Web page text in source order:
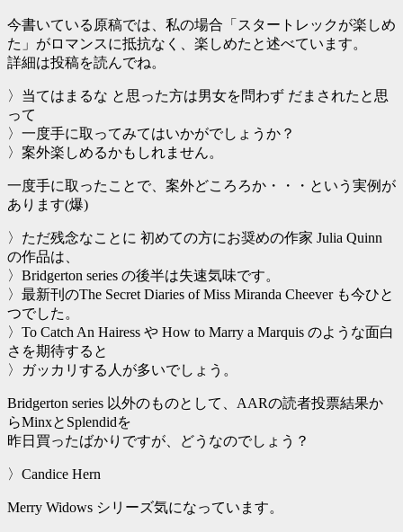
今書いている原稿では、私の場合「スタートレックが楽しめ
た」がロマンスに抵抗なく、楽しめたと述べています。
詳細は投稿を読んでね。
〉当てはまるな と思った方は男女を問わず だまされたと思
って
〉一度手に取ってみてはいかがでしょうか？
〉案外楽しめるかもしれません。
一度手に取ったことで、案外どころろか・・・という実例が
あります(爆)
〉ただ残念なことに 初めての方にお奨めの作家 Julia Quinn
の作品は、
〉Bridgerton series の後半は失速気味です。
〉最新刊のThe Secret Diaries of Miss Miranda Cheever も今ひと
つでした。
〉To Catch An Hairess や How to Marry a Marquis のような面白
さを期待すると
〉ガッカリする人が多いでしょう。
Bridgerton series 以外のものとして、AARの読者投票結果か
らMinxとSplendidを
昨日買ったばかりですが、どうなのでしょう？
〉Candice Hern
Merry Widows シリーズ気になっています。